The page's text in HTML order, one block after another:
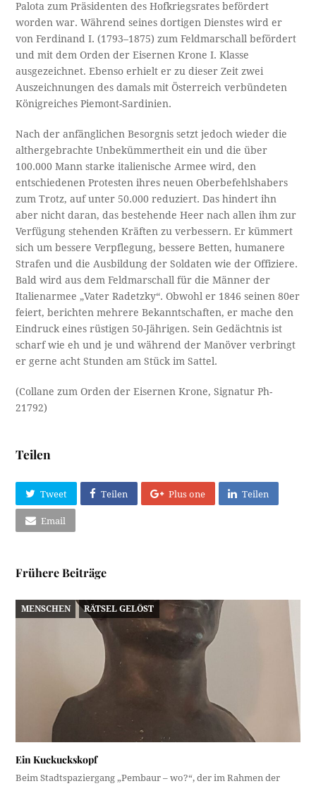
Palota zum Präsidenten des Hofkriegsrates befördert
worden war. Während seines dortigen Dienstes wird er
von Ferdinand I. (1793–1875) zum Feldmarschall befördert
und mit dem Orden der Eisernen Krone I. Klasse
ausgezeichnet. Ebenso erhielt er zu dieser Zeit zwei
Auszeichnungen des damals mit Österreich verbündeten
Königreiches Piemont-Sardinien.
Nach der anfänglichen Besorgnis setzt jedoch wieder die
althergebrachte Unbekümmertheit ein und die über
100.000 Mann starke italienische Armee wird, den
entschiedenen Protesten ihres neuen Oberbefehlshabers
zum Trotz, auf unter 50.000 reduziert. Das hindert ihn
aber nicht daran, das bestehende Heer nach allen ihm zur
Verfügung stehenden Kräften zu verbessern. Er kümmert
sich um bessere Verpflegung, bessere Betten, humanere
Strafen und die Ausbildung der Soldaten wie der Offiziere.
Bald wird aus dem Feldmarschall für die Männer der
Italienarmee „Vater Radetzky“. Obwohl er 1846 seinen 80er
feiert, berichten mehrere Bekanntschaften, er mache den
Eindruck eines rüstigen 50-Jährigen. Sein Gedächtnis ist
scharf wie eh und je und während der Manöver verbringt
er gerne acht Stunden am Stück im Sattel.
(Collane zum Orden der Eisernen Krone, Signatur Ph-
21792)
Teilen
Tweet Teilen Plus one Teilen
Email
Frühere Beiträge
MENSCHEN RÄTSEL GELÖST
Ein Kuckuckskopf
Beim Stadtspaziergang „Pembaur – wo?“, der im Rahmen der